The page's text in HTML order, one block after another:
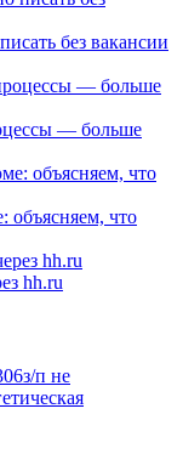
без вакансии
— больше
объясняем, что
hh.ru
з/п не